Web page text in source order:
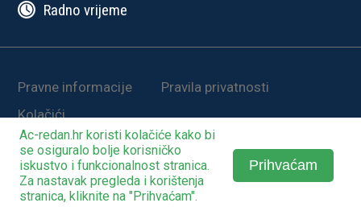
Ac-redan.hr koristi kolačiće kako bi
se osiguralo bolje korisničko
iskustvo i funkcionalnost stranica.
Za nastavak pregleda i korištenja
stranica, kliknite na "Prihvaćam".
Prihvaćam
Radno vrijeme
Pravne informacije
Pravila privatnosti
Kolačići
© 2025-2026. | Development bySTO2